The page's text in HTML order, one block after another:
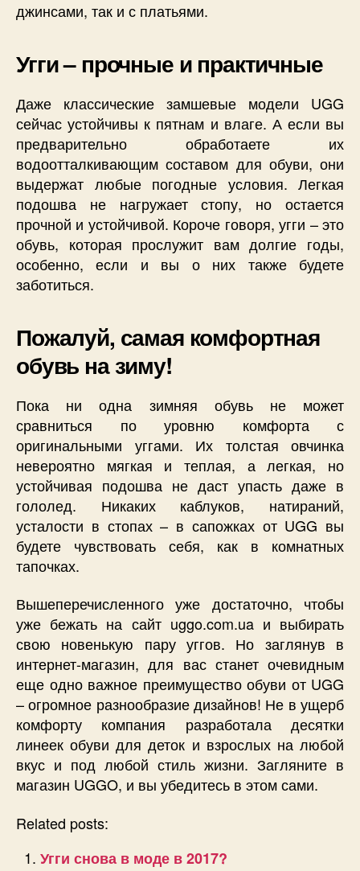
джинсами, так и с платьями.
Угги – прочные и практичные
Даже классические замшевые модели UGG
сейчас устойчивы к пятнам и влаге. А если вы
предварительно обработаете их
водоотталкивающим составом для обуви, они
выдержат любые погодные условия. Легкая
подошва не нагружает стопу, но остается
прочной и устойчивой. Короче говоря, угги – это
обувь, которая прослужит вам долгие годы,
особенно, если и вы о них также будете
заботиться.
Пожалуй, самая комфортная
обувь на зиму!
Пока ни одна зимняя обувь не может
сравниться по уровню комфорта с
оригинальными уггами. Их толстая овчинка
невероятно мягкая и теплая, а легкая, но
устойчивая подошва не даст упасть даже в
гололед. Никаких каблуков, натираний,
усталости в стопах – в сапожках от UGG вы
будете чувствовать себя, как в комнатных
тапочках.
Вышеперечисленного уже достаточно, чтобы
уже бежать на сайт uggo.com.ua и выбирать
свою новенькую пару уггов. Но заглянув в
интернет-магазин, для вас станет очевидным
еще одно важное преимущество обуви от UGG
– огромное разнообразие дизайнов! Не в ущерб
комфорту компания разработала десятки
линеек обуви для деток и взрослых на любой
вкус и под любой стиль жизни. Загляните в
магазин UGGO, и вы убедитесь в этом сами.
Related posts:
Угги снова в моде в 2017?